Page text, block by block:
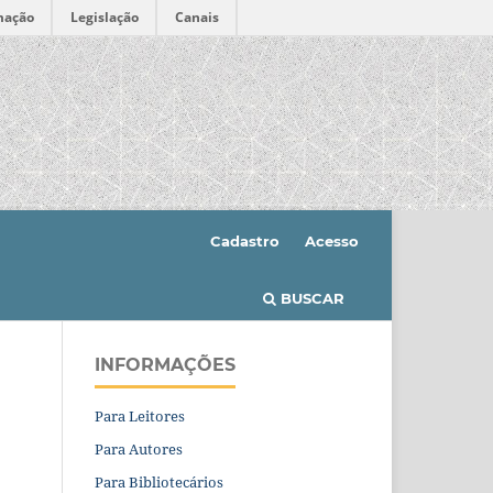
Legislação Canais
BUSCAR
Cadastro Acesso
INFORMAÇÕES
Para Leitores
Para Autores
Para Bibliotecários